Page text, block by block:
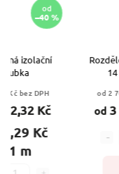
od
–40 %
izolační
bez DPH
Kč
Kč
m
14
od 2
od3